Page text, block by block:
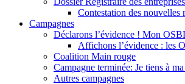
Contestation des nouvelles
Campagnes
Déclarons l’évidence ! Mon
Affichons l’évidence : les
Coalition Main rouge
Campagne terminée: Je tiens à
Autres campagnes